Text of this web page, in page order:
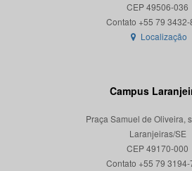
CEP 49506-036
Localização
Campus
Praça Samuel de Oliveira,
Laranjeiras/SE
CEP 49170-000